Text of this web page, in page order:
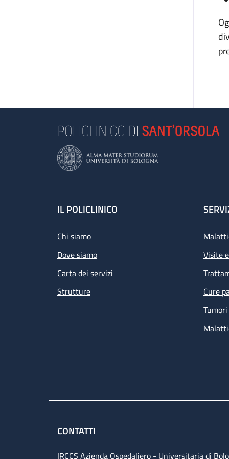
Footer
IL POLICLINICO
Chi siamo
Dove siamo
Carta dei servizi
Strutture
Visite
Cure
CONTATTI
IRCCS Azienda Ospedaliero - Universitaria di